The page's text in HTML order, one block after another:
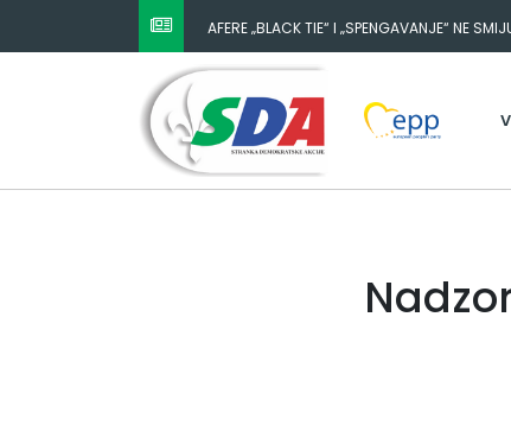
AFERE „BLACK TIE“ I „SPENGAVANJE“ NE